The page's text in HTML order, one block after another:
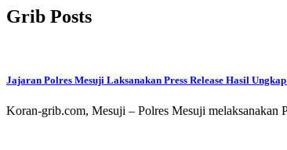
Grib Posts
Jajaran Polres Mesuji Laksanakan Press Release Hasil
Koran-grib.com, Mesuji – Polres Mesuji melaksanakan